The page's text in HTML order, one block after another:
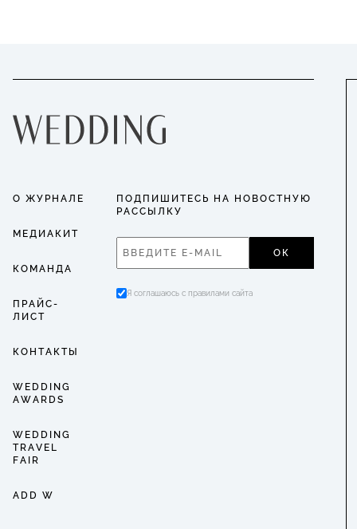
О ЖУРНАЛЕ
МЕДИАКИТ
КОМАНДА
ПРАЙС-
ЛИСТ
КОНТАКТЫ
WEDDING
AWARDS
WEDDING
TRAVEL
FAIR
ADD W
ПОДПИШИТЕСЬ НА НОВОСТНУЮ
РАССЫЛКУ
ОК
Я соглашаюсь с правилами сайта